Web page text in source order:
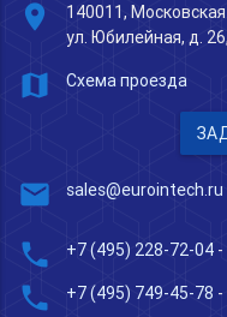
place
140011,
ул. Юбилейная, д.
map Схема проезда
mail sales@eurointech.ru
phone +7 (495) 228-72-04
phone +7 (495) 749-45-78